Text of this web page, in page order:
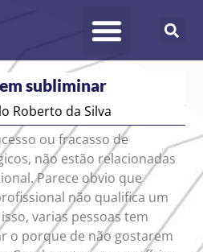
subliminar
Roberto da Silva
ou fracasso de
não estão relacionadas
Parece obvio que
não qualifica um
varias pessoas tem
o porque de não gostarem